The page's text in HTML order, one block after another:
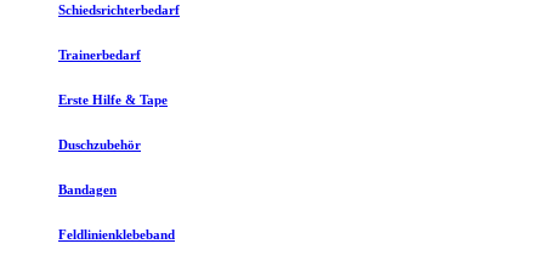
Schiedsrichterbedarf
Trainerbedarf
Erste Hilfe & Tape
Duschzubehör
Bandagen
Feldlinienklebeband